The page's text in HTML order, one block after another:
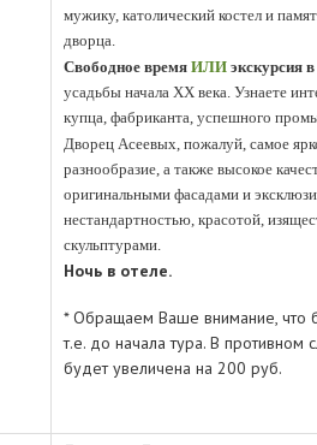
мужику, католический костел и
дворца.
Свободное время ИЛИэкскурсия
усадьбы начала XX века. Узнаете
купца, фабриканта, успешного
Дворец Асеевых, пожалуй, самое
разнообразие, а также высокое
оригинальными фасадами и
нестандартностью, красотой,
скульптурами.
Ночь в отеле.
* Обращаем Ваше внимание, что
т.е. до начала тура. В противном
будет увеличена на 200 руб.